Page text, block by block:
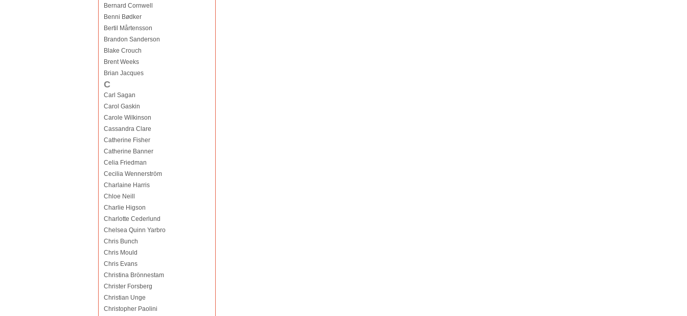
Bernard Cornwell
Benni Bødker
Bertil Mårtensson
Brandon Sanderson
Blake Crouch
Brent Weeks
Brian Jacques
C
Carl Sagan
Carol Gaskin
Carole Wilkinson
Cassandra Clare
Catherine Fisher
Catherine Banner
Celia Friedman
Cecilia Wennerström
Charlaine Harris
Chloe Neill
Charlie Higson
Charlotte Cederlund
Chelsea Quinn Yarbro
Chris Bunch
Chris Mould
Chris Evans
Christina Brönnestam
Christer Forsberg
Christian Unge
Christopher Paolini